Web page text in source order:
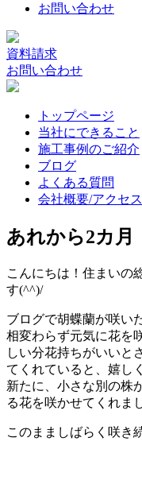
お問い合わせ
資料請求
お問い合わせ
トップページ
当社にできること
施工事例のご紹介
ブログ
よくある質問
会社概要/アクセス
あれから2カ月
こんにちは！住まいの
す(^^)/
ブログで胡蝶蘭が咲い
相変わらず元気に花を
しい分花持ちがいいと
てくれていると、嬉し
新たに、小さな別の株
る花を咲かせてくれま
このまましばらく咲き